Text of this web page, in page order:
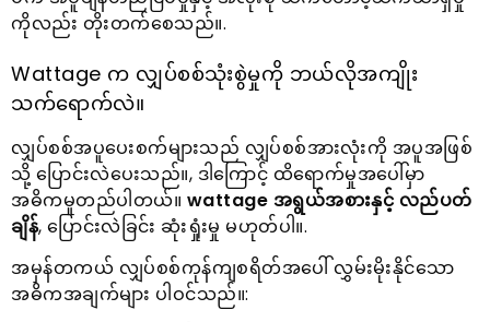
ကိုလည်း တိုးတက်စေသည်။.
Wattage က လျှပ်စစ်သုံးစွဲမှုကို ဘယ်လိုအကျိုး
သက်ရောက်လဲ။
လျှပ်စစ်အပူပေးစက်များသည် လျှပ်စစ်အားလုံးကို အပူအဖြစ်
သို့ ပြောင်းလဲပေးသည်။, ဒါကြောင့် ထိရောက်မှုအပေါ်မှာ
အဓိကမူတည်ပါတယ်။ wattage အရွယ်အစားနှင့် လည်ပတ်
ချိန်, ပြောင်းလဲခြင်း ဆုံးရှုံးမှု မဟုတ်ပါ။.
အမှန်တကယ် လျှပ်စစ်ကုန်ကျစရိတ်အပေါ် လွှမ်းမိုးနိုင်သော
အဓိကအချက်များ ပါဝင်သည်။: